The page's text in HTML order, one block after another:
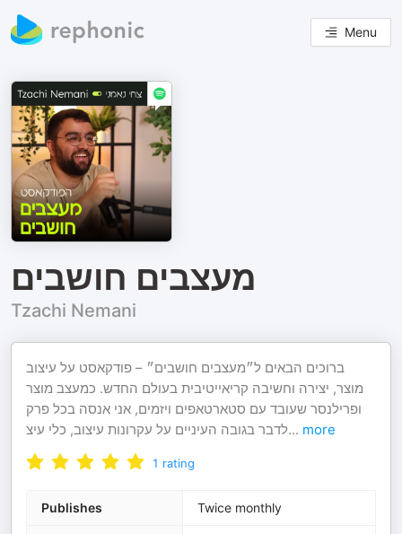
Menu
מעצבים חושבים
Tzachi Nemani
ברוכים הבאים ל״מעצבים חושבים״ – פודקאסט על עיצוב
מוצר, יצירה וחשיבה קריאייטיבית בעולם החדש. כמעצב מוצר
ופרילנסר שעובד עם סטארטאפים ויזמים, אני אנסה בכל פרק
לדבר בגובה העיניים על עקרונות עיצוב, כלי עיצ... more
1 rating
Publishes Twice monthly